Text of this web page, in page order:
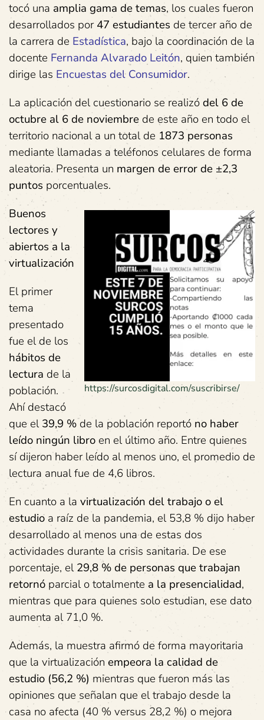
tocó una amplia gama de temas, los cuales fueron
desarrollados por47 estudiantes de tercer año de
la carrera de Estadística, bajo la coordinación de la
docente Fernanda Alvarado Leitón, quien también
dirige las Encuestas del Consumidor.
La aplicación del cuestionario se realizódel 6 de
octubre al 6 de noviembre de este año en todo el
territorio nacional a un total de 1873 personas
mediante llamadas a teléfonos celulares de forma
aleatoria. Presenta un margen de error de ±2,3
puntos porcentuales.
https://surcosdigital.com/suscribirse/
Buenos
lectores y
abiertos a la
virtualización
El primer
tema
presentado
fue el de los
hábitos de
lectura de la
población.
Ahí destacó
que el39,9 %de la población reportó no haber
leído ningún libro en el último año. Entre quienes
sí dijeron haber leído al menos uno, el promedio de
lectura anual fue de 4,6 libros.
En cuanto a la virtualización del trabajo o el
estudio a raíz de la pandemia, el 53,8 % dijo haber
desarrollado al menos una de estas dos
actividades durante la crisis sanitaria. De ese
porcentaje, el29,8 % de personas que trabajan
retornó parcial o totalmente a la presencialidad,
mientras que para quienes solo estudian, ese dato
aumenta al 71,0 %.
Además, la muestra afirmó de forma mayoritaria
que la virtualización empeora la calidad de
estudio (56,2 %) mientras que fueron más las
opiniones que señalan que el trabajo desde la
casa no afecta (40 % versus 28,2 %) o mejora